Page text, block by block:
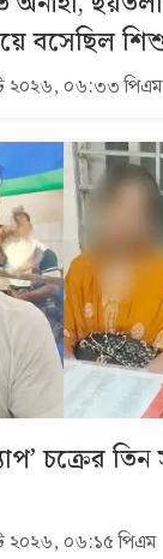
বসেছিল
২০২৬, ০৬:৩৩ পিএম
চক্রের
২০২৬, ০৬:১৫ পিএম